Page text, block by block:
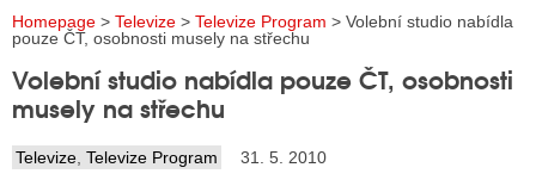
INTERNET
TISK
RADIA
Homepage > Televize > Televize Program > Volební studio nabídla
pouze ČT, osobnosti musely na střechu
Volební studio nabídla pouze ČT, osobnosti
musely na střechu
Televize Televize Program 31. 5. 2010